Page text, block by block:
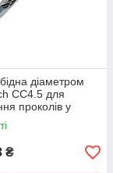
діаметром
CC4.5 для
проколів у
₴